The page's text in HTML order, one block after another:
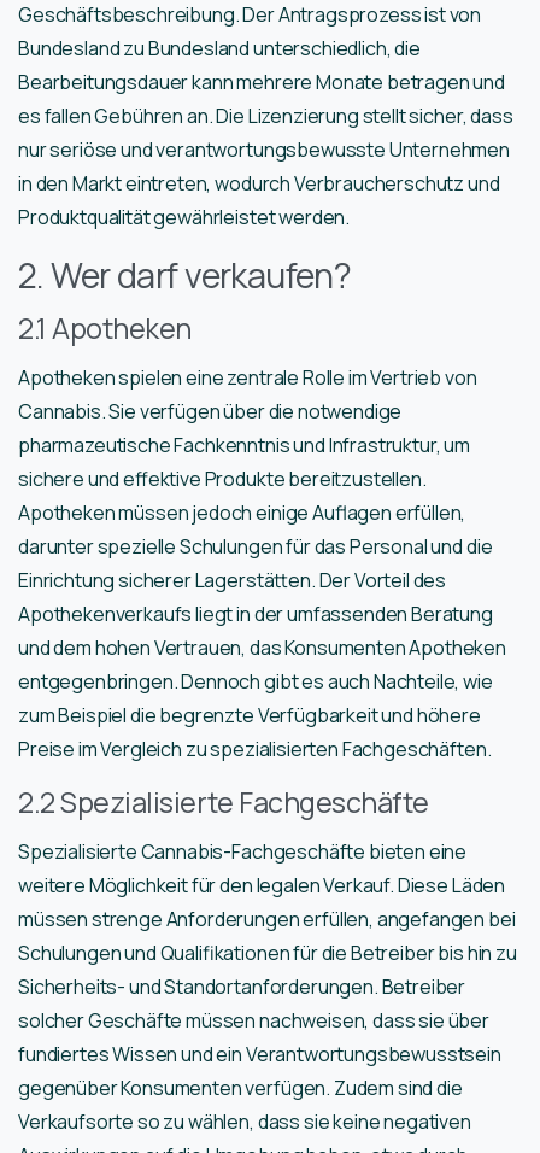
Geschäftsbeschreibung. Der Antragsprozess ist von
Bundesland zu Bundesland unterschiedlich, die
Bearbeitungsdauer kann mehrere Monate betragen und
es fallen Gebühren an. Die Lizenzierung stellt sicher, dass
nur seriöse und verantwortungsbewusste Unternehmen
in den Markt eintreten, wodurch Verbraucherschutz und
Produktqualität gewährleistet werden.
2. Wer darf verkaufen?
2.1 Apotheken
Apotheken spielen eine zentrale Rolle im Vertrieb von
Cannabis. Sie verfügen über die notwendige
pharmazeutische Fachkenntnis und Infrastruktur, um
sichere und effektive Produkte bereitzustellen.
Apotheken müssen jedoch einige Auflagen erfüllen,
darunter spezielle Schulungen für das Personal und die
Einrichtung sicherer Lagerstätten. Der Vorteil des
Apothekenverkaufs liegt in der umfassenden Beratung
und dem hohen Vertrauen, das Konsumenten Apotheken
entgegenbringen. Dennoch gibt es auch Nachteile, wie
zum Beispiel die begrenzte Verfügbarkeit und höhere
Preise im Vergleich zu spezialisierten Fachgeschäften.
2.2 Spezialisierte Fachgeschäfte
Spezialisierte Cannabis-Fachgeschäfte bieten eine
weitere Möglichkeit für den legalen Verkauf. Diese Läden
müssen strenge Anforderungen erfüllen, angefangen bei
Schulungen und Qualifikationen für die Betreiber bis hin zu
Sicherheits- und Standortanforderungen. Betreiber
solcher Geschäfte müssen nachweisen, dass sie über
fundiertes Wissen und ein Verantwortungsbewusstsein
gegenüber Konsumenten verfügen. Zudem sind die
Verkaufsorte so zu wählen, dass sie keine negativen